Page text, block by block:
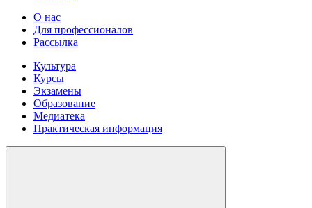
О нас
Для профессионалов
Рассылка
Культура
Курсы
Экзамены
Образование
Медиатека
Практическая информация